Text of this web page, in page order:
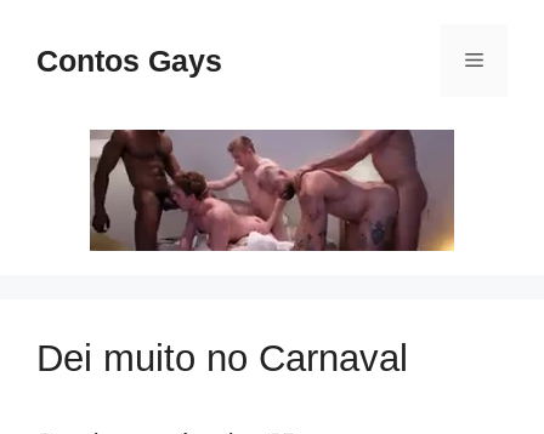
paraContos Gays Menu
Dei muito no Carnaval